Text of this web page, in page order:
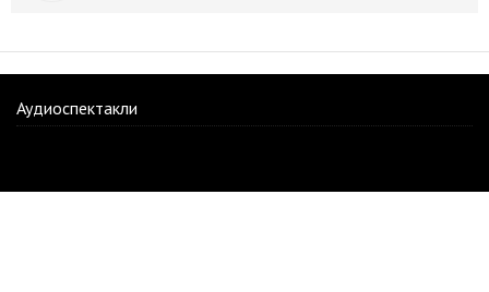
Аудиоспектакли